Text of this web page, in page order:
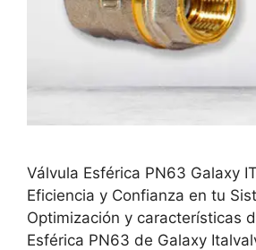
Válvula Esférica PN63 Galaxy
Eficiencia y Confianza en tu
Optimización y características
Esférica PN63 de Galaxy